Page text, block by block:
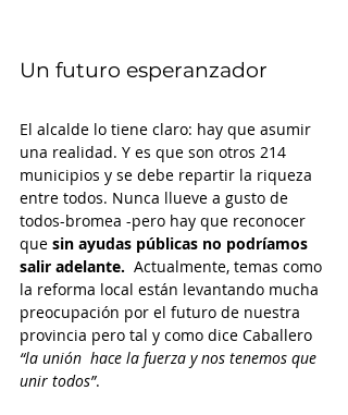
Un futuro esperanzador
El alcalde lo tiene claro: hay que asumir
una realidad. Y es que son otros 214
municipios y se debe repartir la riqueza
entre todos. Nunca llueve a gusto de
todos-bromea -pero hay que reconocer
que sin ayudas públicas no podríamos
salir adelante. Actualmente, temas como
la reforma local están levantando mucha
preocupación por el futuro de nuestra
provincia pero tal y como dice Caballero
“la unión  hace la fuerza y nos tenemos que
unir todos”.